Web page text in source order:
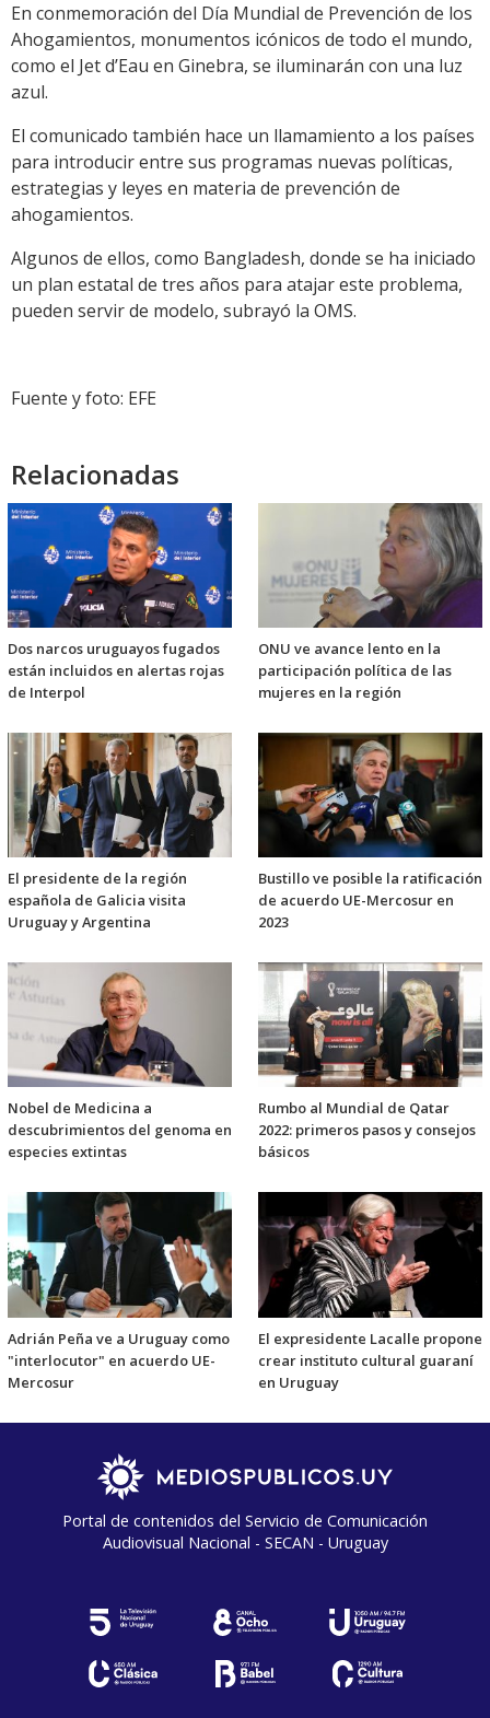
En conmemoración del Día Mundial de Prevención de los
Ahogamientos, monumentos icónicos de todo el mundo,
como el Jet d’Eau en Ginebra, se iluminarán con una luz
azul.
El comunicado también hace un llamamiento a los países
para introducir entre sus programas nuevas políticas,
estrategias y leyes en materia de prevención de
ahogamientos.
Algunos de ellos, como Bangladesh, donde se ha iniciado
un plan estatal de tres años para atajar este problema,
pueden servir de modelo, subrayó la OMS.
Fuente y foto: EFE
Relacionadas
Dos narcos uruguayos fugados
están incluidos en alertas rojas
de Interpol
ONU ve avance lento en la
participación política de las
mujeres en la región
El presidente de la región
española de Galicia visita
Uruguay y Argentina
Bustillo ve posible la ratificación
de acuerdo UE-Mercosur en
2023
Nobel de Medicina a
descubrimientos del genoma en
especies extintas
Rumbo al Mundial de Qatar
2022: primeros pasos y consejos
básicos
Adrián Peña ve a Uruguay como
"interlocutor" en acuerdo UE-
Mercosur
El expresidente Lacalle propone
crear instituto cultural guaraní
en Uruguay
Portal de contenidos del Servicio de Comunicación
Audiovisual Nacional - SECAN - Uruguay